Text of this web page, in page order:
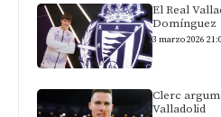
El Real
Domínguez
3 marzo 2026
Clerc
Valladolid